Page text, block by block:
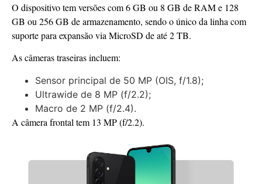
O dispositivo tem versões com 6 GB ou 8 GB de RAM e 128
GB ou 256 GB de armazenamento, sendo o único da linha com
suporte para expansão via MicroSD de até 2 TB.
As câmeras traseiras incluem:
Sensor principal de 50 MP (OIS, f/1.8);
Ultrawide de 8 MP (f/2.2);
Macro de 2 MP (f/2.4).
A câmera frontal tem 13 MP (f/2.2).